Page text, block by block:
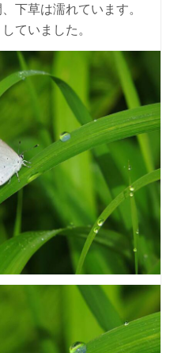
下草は濡れています。
ていました。